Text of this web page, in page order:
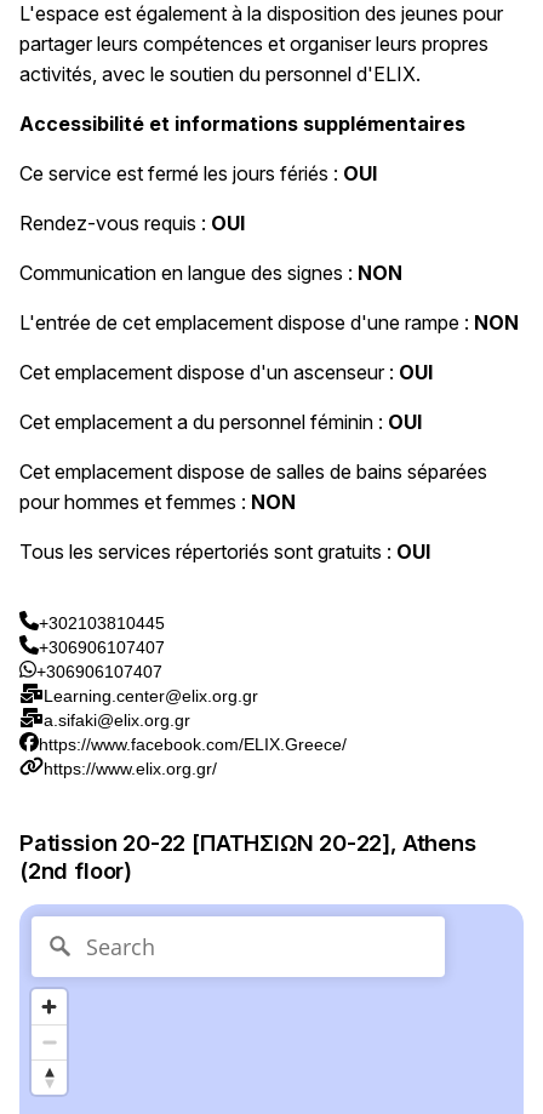
L'espace est également à la disposition des jeunes pour
partager leurs compétences et organiser leurs propres
activités, avec le soutien du personnel d'ELIX.
Accessibilité et informations supplémentaires
Ce service est fermé les jours fériés : OUI
Rendez-vous requis : OUI
Communication en langue des signes : NON
L'entrée de cet emplacement dispose d'une rampe : NON
Cet emplacement dispose d'un ascenseur : OUI
Cet emplacement a du personnel féminin : OUI
Cet emplacement dispose de salles de bains séparées
pour hommes et femmes : NON
Tous les services répertoriés sont gratuits : OUI
+302103810445
+306906107407
+306906107407
Learning.center@elix.org.gr
a.sifaki@elix.org.gr
https://www.facebook.com/ELIX.Greece/
https://www.elix.org.gr/
Patission 20-22 [ΠΑΤΗΣΙΩΝ 20-22], Athens
(2nd floor)